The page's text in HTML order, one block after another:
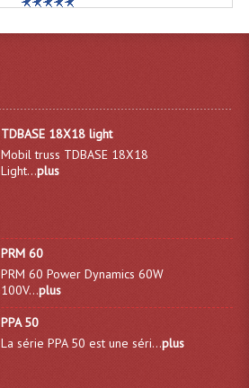
TDBASE 18X18 light
Mobil truss TDBASE 18X18
Light...plus
PRM 60
PRM 60 Power Dynamics 60W
100V...plus
PPA 50
La série PPA 50 est une séri...plus